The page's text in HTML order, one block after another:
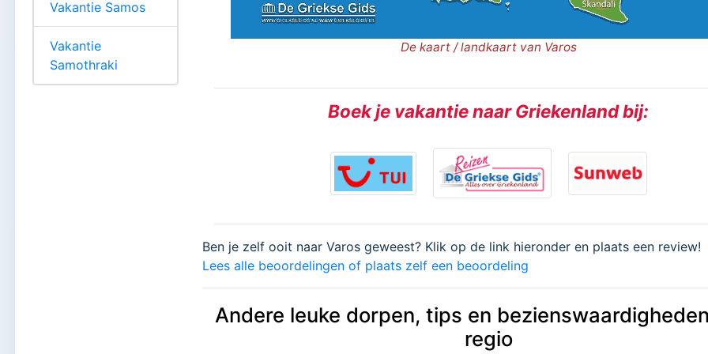
De kaart / landkaart van Varos
Boek je vakantie naar Griekenland bij:
Ben je zelf ooit naar Varos geweest? Klik op de link hieronder en plaats een review!
Lees alle beoordelingen of plaats zelf een beoordeling
Andere leuke dorpen, tips en
regio
Vakantie Samos
Vakantie
Samothraki